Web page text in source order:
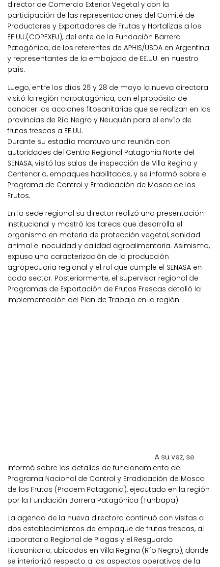
director de Comercio Exterior Vegetal y con la
participación de las representaciones del Comité de
Productores y Exportadores de Frutas y Hortalizas a los
EE.UU.(COPEXEU), del ente de la Fundación Barrera
Patagónica, de los referentes de APHIS/USDA en Argentina
y representantes de la embajada de EE.UU. en nuestro
país.
Luego, entre los días 26 y 28 de mayo la nueva directora
visitó la región norpatagónica, con el propósito de
conocer las acciones fitosanitarias que se realizan en las
provincias de Río Negro y Neuquén para el envío de
frutas frescas a EE.UU.
Durante su estadía mantuvo una reunión con
autoridades del Centro Regional Patagonia Norte del
SENASA, visitó las salas de inspección de Villa Regina y
Centenario, empaques habilitados, y se informó sobre el
Programa de Control y Erradicación de Mosca de los
Frutos.
En la sede regional su director realizó una presentación
institucional y mostró las tareas que desarrolla el
organismo en materia de protección vegetal, sanidad
animal e inocuidad y calidad agroalimentaria. Asimismo,
expuso una caracterización de la producción
agropecuaria regional y el rol que cumple el SENASA en
cada sector. Posteriormente, el supervisor regional de
Programas de Exportación de Frutas Frescas detalló la
implementación del Plan de Trabajo en la región.
A su vez, se
informó sobre los detalles de funcionamiento del
Programa Nacional de Control y Erradicación de Mosca
de los Frutos (Procem Patagonia), ejecutado en la región
por la Fundación Barrera Patagónica (Funbapa).
La agenda de la nueva directora continuó con visitas a
dos establecimientos de empaque de frutas frescas, al
Laboratorio Regional de Plagas y el Resguardo
Fitosanitario, ubicados en Villa Regina (Río Negro), donde
se interiorizó respecto a los aspectos operativos de la